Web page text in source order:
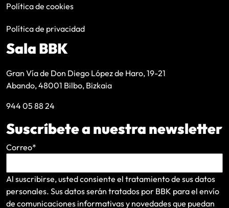
Política de cookies
Política de privacidad
Sala BBK
Gran Vía de Don Diego López de Haro, 19-21
Abando, 48001 Bilbo, Bizkaia
944 05 88 24
Suscríbete a nuestra newsletter
Correo*
Al suscribirse, usted consiente el tratamiento de sus datos
personales. Sus datos serán tratados por BBK para el envío
de comunicaciones informativas y novedades que puedan